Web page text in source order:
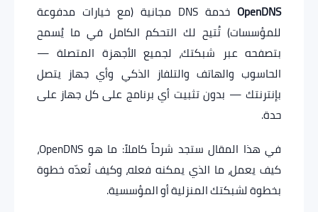
OpenDNS
خدمة DNS مجانية (مع خيارات مدفوعة
للمؤسسات) تُتيح لك التحكم الكامل في ما يُسمح
بتصفحه عبر شبكتك، لجميع الأجهزة المتصلة —
الحاسوب والهاتف والتلفاز الذكي وأي جهاز يتصل
بإنترنتك — بدون تثبيت أي برنامج على كل جهاز على
حدة.
في هذا المقال ستجد شرحاً كاملاً: ما هو OpenDNS،
كيف يعمل، ما الذي يمكنه فعله، وكيف تُعدّه خطوة
بخطوة لشبكتك المنزلية أو المؤسسية.